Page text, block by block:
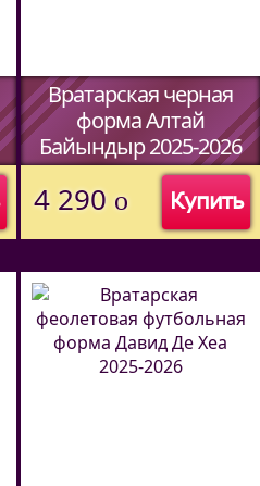
Вратарская черная
форма Алтай
Байындыр 2025-2026
Купить
4 290 o